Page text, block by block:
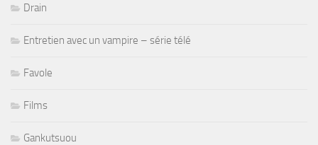
Drain
Entretien avec un vampire – série télé
Favole
Films
Gankutsuou